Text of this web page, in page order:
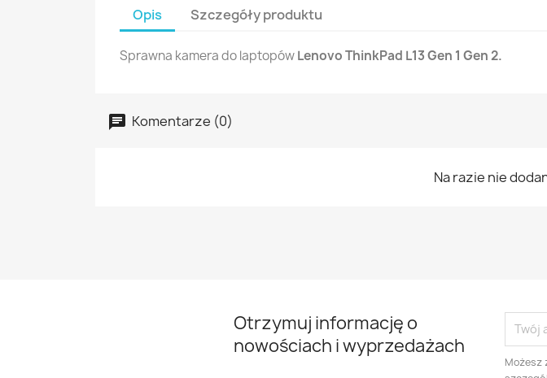
Opis Szczegóły produktu
Sprawna kamera do laptopówLenovo ThinkPad L13 Gen 1 Gen 2.
Komentarze (0)
Na razie nie
Otrzymuj informację o
nowościach i wyprzedażach
Możesz